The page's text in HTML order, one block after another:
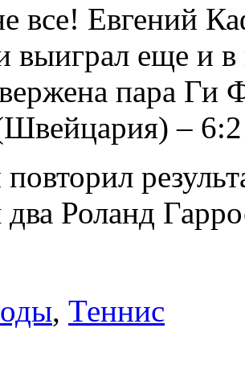
все! Евгений
выиграл еще и
пара
–
Роланд
, Теннис